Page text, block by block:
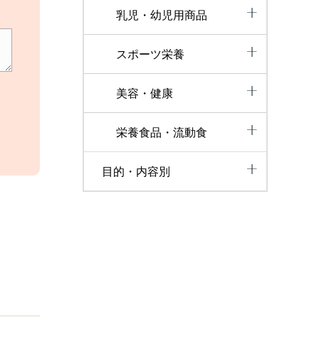
乳児・幼児用商品
スポーツ栄養
美容・健康
栄養食品・流動食
目的・内容別